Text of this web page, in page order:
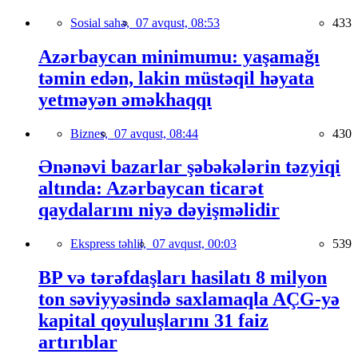
Sosial sahə, 07 avqust, 08:53 433
Azərbaycan minimumu: yaşamağı
təmin edən, lakin müstəqil həyata
yetməyən əməkhaqqı
Biznes, 07 avqust, 08:44 430
Ənənəvi bazarlar şəbəkələrin təzyiqi
altında: Azərbaycan ticarət
qaydalarını niyə dəyişməlidir
Ekspress təhlil, 07 avqust, 00:03 539
BP və tərəfdaşları hasilatı 8 milyon
ton səviyyəsində saxlamaqla AÇG-yə
kapital qoyuluşlarını 31 faiz
artırıblar